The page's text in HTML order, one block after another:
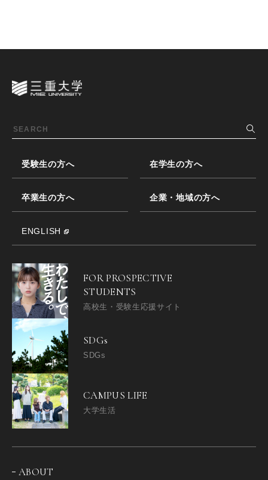
受験生の方へ 在学生の方へ
卒業生の方へ 企業・地域の方へ
ENGLISH
FOR PROSPECTIVE
STUDENTS
高校生・受験生応援サイト
SDGs
SDGs
CAMPUS LIFE
大学生活
ABOUT